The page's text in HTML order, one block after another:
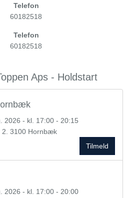
Telefon
60182518
Telefon
60182518
Aps - Holdstart
2026 - kl. 17:00 - 20:15
2. 3100 Hornbæk
Tilmeld
2026 - kl. 17:00 - 20:00